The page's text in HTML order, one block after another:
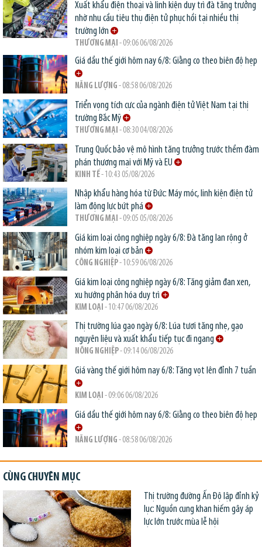
Xuất khẩu điện thoại và linh kiện duy trì đà tăng trưởng
nhờ nhu cầu tiêu thụ điện tử phục hồi tại nhiều thị
trường lớn
THƯƠNG MẠI - 09:06 06/08/2026
Giá dầu thế giới hôm nay 6/8: Giằng co theo biên độ hẹp
NĂNG LƯỢNG - 08:58 06/08/2026
Triển vọng tích cực của ngành điện tử Việt Nam tại thị
trường Bắc Mỹ
THƯƠNG MẠI - 08:30 04/08/2026
Trung Quốc bảo vệ mô hình tăng trưởng trước thềm đàm
phán thương mại với Mỹ và EU
KINH TẾ- 10:43 05/08/2026
Nhập khẩu hàng hóa từ Đức: Máy móc, linh kiện điện tử
làm động lực bứt phá
THƯƠNG MẠI - 09:05 05/08/2026
Giá kim loại công nghiệp ngày 6/8: Đà tăng lan rộng ở
nhóm kim loại cơ bản
CÔNG NGHIỆP- 10:59 06/08/2026
Giá kim loại công nghiệp ngày 6/8: Tăng giảm đan xen,
xu hướng phân hóa duy trì
KIM LOẠI - 10:47 06/08/2026
Thị trường lúa gạo ngày 6/8: Lúa tươi tăng nhẹ, gạo
nguyên liệu và xuất khẩu tiếp tục đi ngang
NÔNG NGHIỆP- 09:14 06/08/2026
Giá vàng thế giới hôm nay 6/8: Tăng vọt lên đỉnh 7 tuần
KIM LOẠI - 09:06 06/08/2026
Giá dầu thế giới hôm nay 6/8: Giằng co theo biên độ hẹp
NĂNG LƯỢNG - 08:58 06/08/2026
CÙNG CHUYÊN MỤC
Thị trường đường Ấn Độ lập đỉnh kỷ
lục: Nguồn cung khan hiếm gây áp
lực lớn trước mùa lễ hội